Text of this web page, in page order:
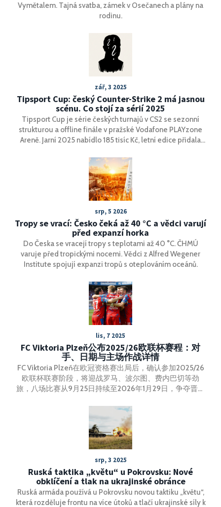
Vymětalem. Tajná svatba, zámek v Osečanech a plány na
rodinu.
zář, 3 2025
Tipsport Cup: český Counter-Strike 2 má jasnou
scénu. Co stojí za sérií 2025
Tipsport Cup je série českých turnajů v CS2 se sezonní
strukturou a offline finále v pražské Vodafone PLAYzone
Areně. Jarní 2025 nabídlo 185 tisíc Kč, letní edice přidala
otevřené online fáze a arénové zápasy a dává šanci
amatérům i profíkům. Organizátorem je PLAYzone.
srp, 5 2026
Tropy se vrací: Česko čeká až 40 °C a vědci varují
před expanzí horka
Do Česka se vracejí tropy s teplotami až 40 °C. ČHMÚ
varuje před tropickými nocemi. Vědci z Alfred Wegener
Institute spojují expanzi tropů s oteplováním oceánů.
lis, 7 2025
FC Viktoria Plzeň公布2025/26欧联杯赛程：对
手、日期与主场作战详情
FC Viktoria Plzeň在欧冠资格赛出局后，确认参加2025/26
欧联杯联赛阶段，将迎战罗马、波尔图、费内巴切等劲
旅，八场比赛从9月25日持续至2026年1月29日，争夺晋级
srp, 3 2025
Ruská taktika „květu“ u Pokrovsku: Nové
obklíčení a tlak na ukrajinské obránce
Ruská armáda používá u Pokrovsku novou taktiku „květu“,
která rozděluje frontu na více útoků a tlačí ukrajinské síly k